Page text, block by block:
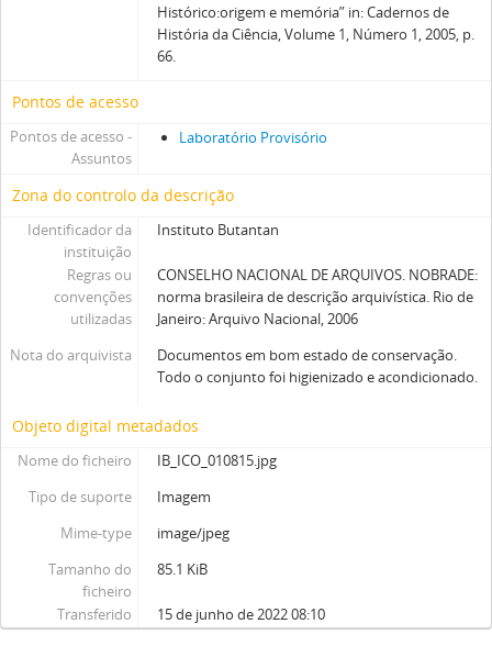
Histórico:origem e memória” in: Cadernos de
História da Ciência, Volume 1, Número 1, 2005, p.
66.
Pontos de acesso
Pontos de acesso -
Assuntos
Laboratório Provisório
Zona do controlo da descrição
Identificador da
instituição
Instituto Butantan
Regras ou
convenções
utilizadas
CONSELHO NACIONAL DE ARQUIVOS. NOBRADE:
norma brasileira de descrição arquivística. Rio de
Janeiro: Arquivo Nacional, 2006
Nota do arquivista
Documentos em bom estado de conservação.
Todo o conjunto foi higienizado e acondicionado.
Objeto digital metadados
Nome do ficheiro
IB_ICO_010815.jpg
Tipo de suporte
Imagem
Mime-type
image/jpeg
Tamanho do
ficheiro
85.1 KiB
Transferido 15 de junho de 2022 08:10